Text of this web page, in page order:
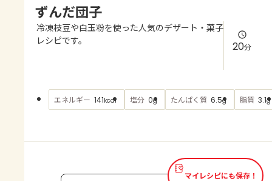
よくあるお問い合わせ
AJINOMOTO PARK とは
ずんだ団子
冷凍枝豆や白玉粉を使った人気のデザート・菓子
レシピです。
20分
エネルギー 141kcal 塩分 0g たんぱく質 6.5g 脂質 3.1g
マイレシピにも保存！